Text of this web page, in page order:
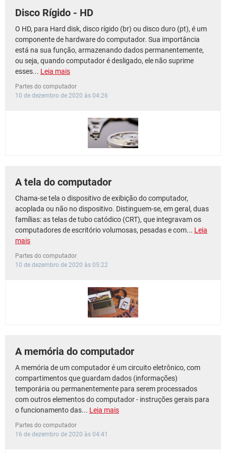
Disco Rígido - HD
O HD, para Hard disk, disco rígido (br) ou disco duro (pt), é um
componente de hardware do computador. Sua importância
está na sua função, armazenando dados permanentemente,
ou seja, quando computador é desligado, ele não suprime
esses... Leia mais
Partes do computador
10 de dezembro de 2020 às 04:26
A tela do computador
Chama-se tela o dispositivo de exibição do computador,
acoplada ou não no dispositivo. Distinguem-se, em geral, duas
famílias: as telas de tubo catódico (CRT), que integravam os
computadores de escritório volumosas, pesadas e com... Leia
mais
Partes do computador
10 de dezembro de 2020 às 05:22
A memória do computador
A memória de um computador é um circuito eletrônico, com
compartimentos que guardam dados (informações)
temporária ou permanentemente para serem processados
com outros elementos do computador - instruções gerais para
o funcionamento das... Leia mais
Partes do computador
16 de dezembro de 2020 às 04:41